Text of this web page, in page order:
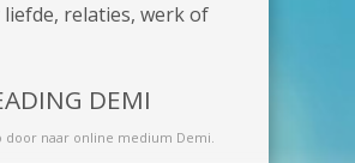
relaties, werk of
DEMI
door naar online medium Demi.